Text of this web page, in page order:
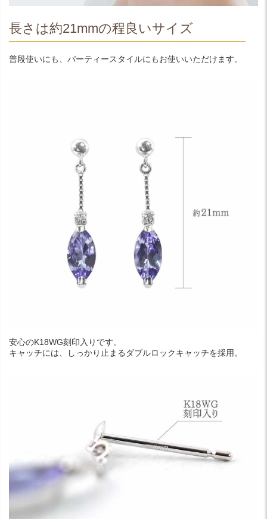
長さは約21mmの程良いサイズ
普段使いにも、パーティースタイルにもお使いいただけます。
安心のK18WG刻印入りです。
キャッチには、しっかり止まるダブルロックキャッチを採用。